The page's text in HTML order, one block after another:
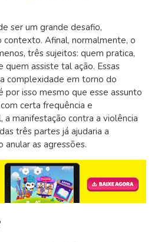
ser um grande desafio,
Afinal, normalmente, o
três sujeitos: quem pratica,
quem assiste tal ação. Essas
complexidade em torno do
por isso mesmo que esse assunto
certa frequência e
a manifestação contra a violência
três partes já ajudaria a
anular as agressões.